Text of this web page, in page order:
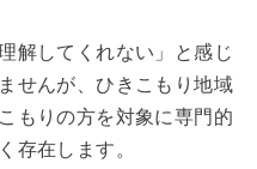
解してくれない」と感じ
せんが、ひきこもり地域
もりの方を対象に専門的
存在します。